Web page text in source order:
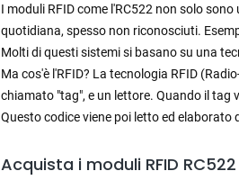
I moduli RFID come l'RC522 non solo
quotidiana, spesso non riconosciuti.
Molti di questi sistemi si basano su una
Ma cos'è l'RFID? La tecnologia RFID
chiamato "tag", e un lettore. Quando il tag
Questo codice viene poi letto ed
Acquista i moduli RFID